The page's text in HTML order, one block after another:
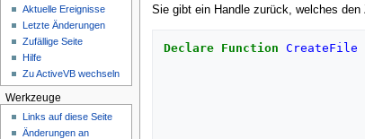
Sie gibt ein Handle zurück, welches den
Declare Function CreateFile
Aktuelle Ereignisse
Letzte Änderungen
Zufällige Seite
Hilfe
Zu ActiveVB wechseln
Werkzeuge
Links auf diese Seite
Änderungen an